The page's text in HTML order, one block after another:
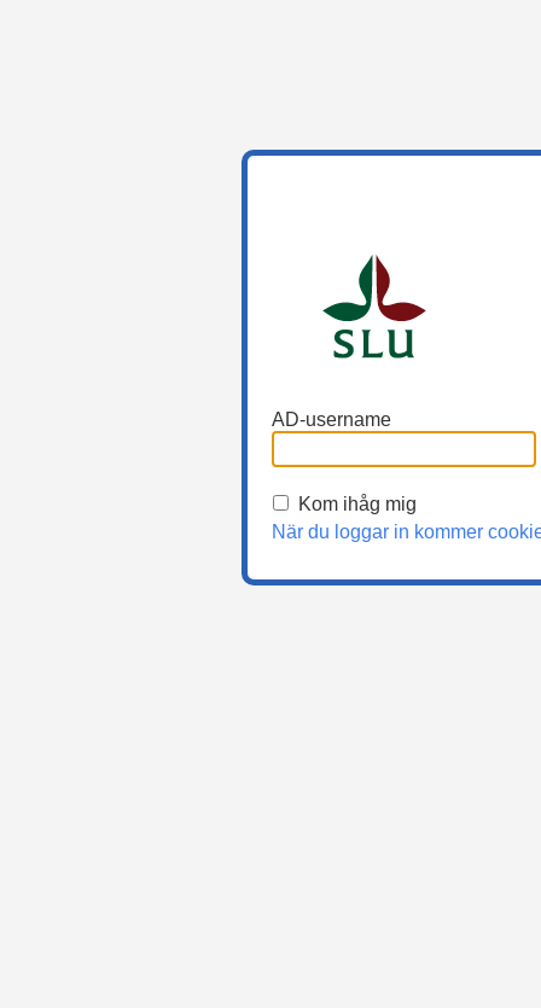
AD-username
Kom ihåg mig
När du loggar in kommer